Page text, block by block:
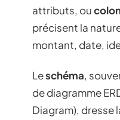
attributs, ou
précisent la
montant, date,
Leschéma,
de diagramme
Diagram), dresse